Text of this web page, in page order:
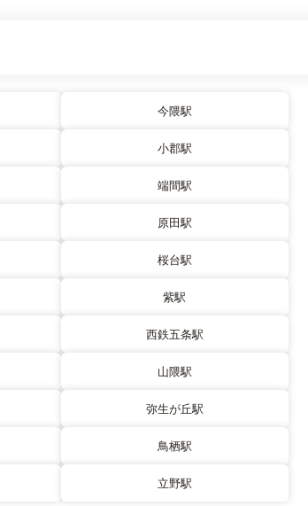
今隈駅
小郡駅
端間駅
原田駅
桜台駅
紫駅
西鉄五条駅
山隈駅
弥生が丘駅
鳥栖駅
立野駅